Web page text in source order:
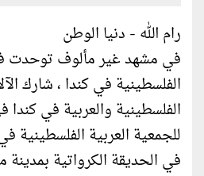
رام الله - دنيا الوطن
في مشهد غير مألوف توحدت
الفلسطينية في كندا ، شارك
الفلسطينية والعربية في كندا
للجمعية العربية الفلسطينية
في الحديقة الكرواتية